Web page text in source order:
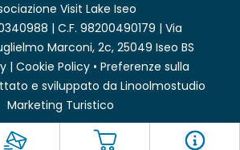
Visit Lake Iseo
| C.F. 98200490179 | Via
Marconi, 2c, 25049 Iseo BS
| Cookie Policy • Preferenze sulla
e sviluppato da Linoolmostudio
Marketing Turistico